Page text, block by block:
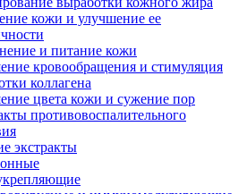
кожи и улучшение ее
и питание кожи
кровообращения и стимуляция
коллагена
цвета кожи и сужение пор
противовоспалительного
экстракты